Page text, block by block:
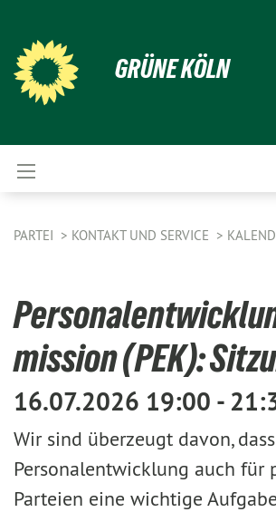
GRÜNE KÖLN
PARTEI KONTAKT UND SERVICE
mission (PEK):
16.07.2026 19:00 -
Wir sind überzeugt davon, dass
Personalentwicklung auch für
Parteien eine wichtige